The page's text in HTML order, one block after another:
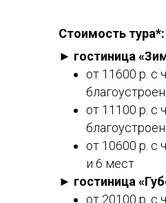
Стоимость тура*:
► гостиница
от 11600 р. с
от 11100 р. с
от 10600 р. с
и 6 мест
► гостиница
от 20100 р. с